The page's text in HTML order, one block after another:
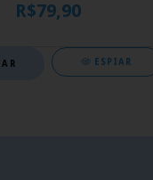
R$79,90
ESPIAR